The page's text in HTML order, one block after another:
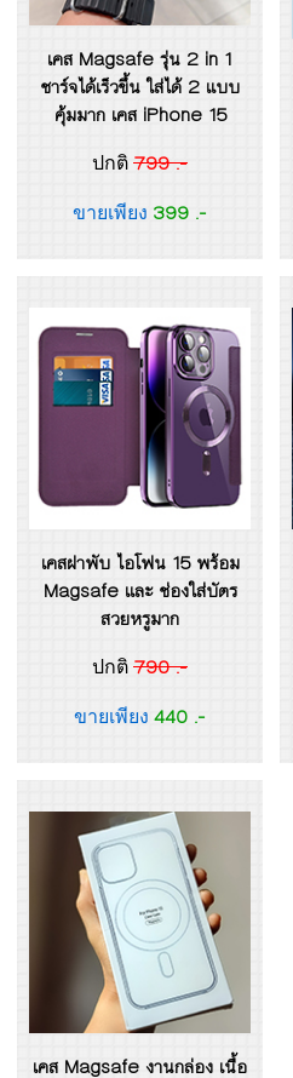
เคส Magsafe รุ่น 2 in 1
ชาร์จได้เร็วขึ้น ใส่ได้ 2 แบบ
คุ้มมาก เคส iPhone 15
ปกติ 799 .-
ขายเพียง 399 .-
เคสฝาพับ ไอโฟน 15 พร้อม
Magsafe และ ช่องใส่บัตร
สวยหรูมาก
ปกติ 790 .-
ขายเพียง 440 .-
เคส Magsafe งานกล่อง เนื้อ